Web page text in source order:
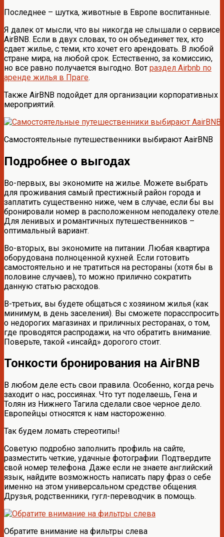
Последнее – шутка, животные в Европе воспитанные.
Я далек от мысли, что вы никогда не слышали о сервисе
AirBNB. Если в двух словах, то он объединяет тех, кто
сдает жилье, с теми, кто хочет его арендовать. В любой
стране мира, на любой срок. Естественно, за комиссию,
но все равно получается выгодно. Вот раздел Airbnb по
аренде жилья в Праге.
Также AirBNB подойдет для организации корпоративных
мероприятий.
Самостоятельные путешественники выбирают AairBNB
Подробнее о выгодах
Во-первых, вы экономите на жилье. Можете выбрать
для проживания самый престижный район города и
заплатить существенно ниже, чем в случае, если бы вы
бронировали номер в расположенном неподалеку отеле.
Для ленивых и романтичных путешественников –
оптимальный вариант.
Во-вторых, вы экономите на питании. Любая квартира
оборудована полноценной кухней. Если готовить
самостоятельно и не тратиться на рестораны (хотя бы в
половине случаев), то можно прилично сократить
данную статью расходов.
В-третьих, вы будете общаться с хозяином жилья (как
минимум, в день заселения). Вы сможете порасспросить
о недорогих магазинах и приличных ресторанах, о том,
где проводятся распродажи, на что обратить внимание.
Поверьте, такой «инсайд» дорогого стоит.
Тонкости бронирования на AirBNB
В любом деле есть свои правила. Особенно, когда речь
заходит о нас, россиянах. Что тут поделаешь, Гена и
Толян из Нижнего Тагила сделали свое черное дело.
Европейцы относятся к нам настороженно.
Так будем ломать стереотипы!
Советую подробно заполнить профиль на сайте,
разместить четкие, удачные фотографии. Подтвердите
свой номер телефона. Даже если не знаете английский
язык, найдите возможность написать пару фраз о себе
именно на этом универсальном средстве общения.
Друзья, родственники, гугл-переводчик в помощь.
Обратите внимание на фильтры слева